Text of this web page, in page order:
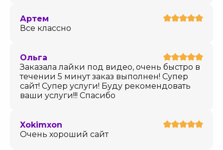
Артем
Все классно
Ольга
Заказала лайки под видео, очень быстро в
течении 5 минут заказ выполнен! Супер
сайт! Супер услуги! Буду рекомендовать
ваши услуги!!! Спасибо
Xokimxon
Очень хороший сайт